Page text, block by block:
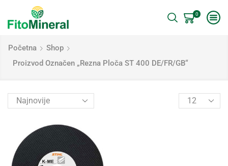
0
Početna
Shop
Proizvod Označen „Rezna Ploča ST 400 DE/FR/GB“